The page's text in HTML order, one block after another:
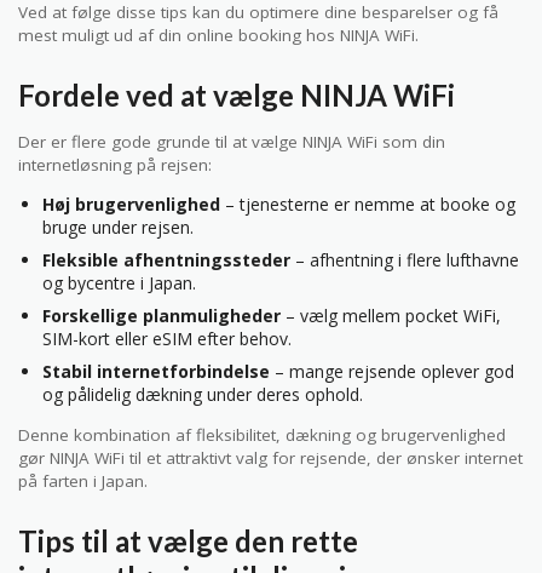
Ved at følge disse tips kan du optimere dine besparelser og få
mest muligt ud af din online booking hos NINJA WiFi.
Fordele ved at vælge NINJA WiFi
Der er flere gode grunde til at vælge NINJA WiFi som din
internetløsning på rejsen:
Høj brugervenlighed – tjenesterne er nemme at booke og
bruge under rejsen.
Fleksible afhentningssteder – afhentning i flere lufthavne
og bycentre i Japan.
Forskellige planmuligheder – vælg mellem pocket WiFi,
SIM-kort eller eSIM efter behov.
Stabil internetforbindelse – mange rejsende oplever god
og pålidelig dækning under deres ophold.
Denne kombination af fleksibilitet, dækning og brugervenlighed
gør NINJA WiFi til et attraktivt valg for rejsende, der ønsker internet
på farten i Japan.
Tips til at vælge den rette